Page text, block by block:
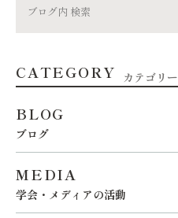
CATEGORY カテゴリー
BLOG
ブログ
MEDIA
学会・メディアの活動